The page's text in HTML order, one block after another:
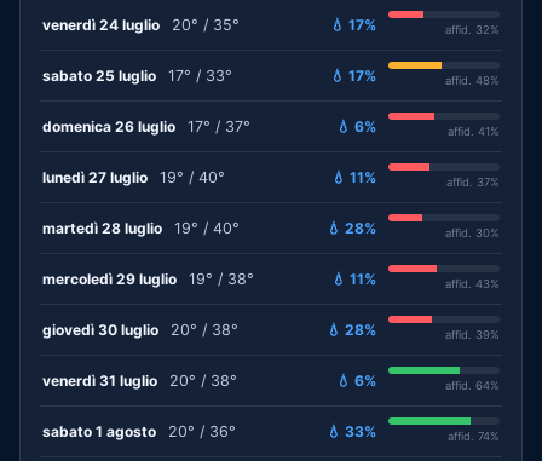
venerdì 24 luglio 20° / 35° 💧 17% affid. 32%
sabato 25 luglio 17° / 33° 💧 17% affid. 48%
domenica 26 luglio 17° / 37° 💧 6% affid. 41%
lunedì 27 luglio 19° / 40° 💧 11% affid. 37%
martedì 28 luglio 19° / 40° 💧 28% affid. 30%
mercoledì 29 luglio 19° / 38° 💧 11% affid. 43%
giovedì 30 luglio 20° / 38° 💧 28% affid. 39%
venerdì 31 luglio 20° / 38° 💧 6% affid. 64%
sabato 1 agosto 20° / 36° 💧 33% affid. 74%